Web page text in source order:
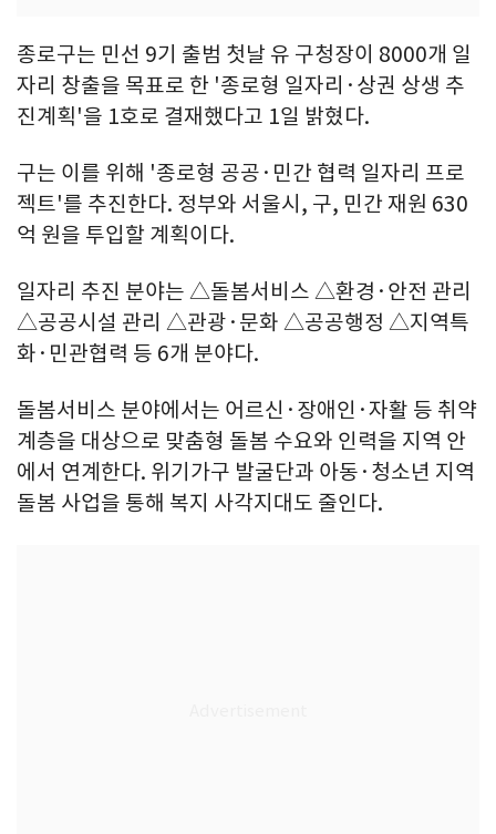
종로구는 민선 9기 출범 첫날 유 구청장이 8000개 일
자리 창출을 목표로 한 '종로형 일자리·상권 상생 추
진계획'을 1호로 결재했다고 1일 밝혔다.
구는 이를 위해 '종로형 공공·민간 협력 일자리 프로
젝트'를 추진한다. 정부와 서울시, 구, 민간 재원 630
억 원을 투입할 계획이다.
일자리 추진 분야는 △돌봄서비스 △환경·안전 관리
△공공시설 관리 △관광·문화 △공공행정 △지역특
화·민관협력 등 6개 분야다.
돌봄서비스 분야에서는 어르신·장애인·자활 등 취약
계층을 대상으로 맞춤형 돌봄 수요와 인력을 지역 안
에서 연계한다. 위기가구 발굴단과 아동·청소년 지역
돌봄 사업을 통해 복지 사각지대도 줄인다.